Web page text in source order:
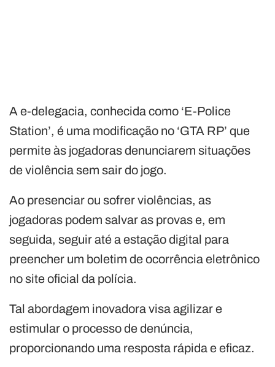
A e-delegacia, conhecida como ‘E-Police
Station’, é uma modificação no ‘GTA RP’ que
permite às jogadoras denunciarem situações
de violência sem sair do jogo.
Ao presenciar ou sofrer violências, as
jogadoras podem salvar as provas e, em
seguida, seguir até a estação digital para
preencher um boletim de ocorrência eletrônico
no site oficial da polícia.
Tal abordagem inovadora visa agilizar e
estimular o processo de denúncia,
proporcionando uma resposta rápida e eficaz.